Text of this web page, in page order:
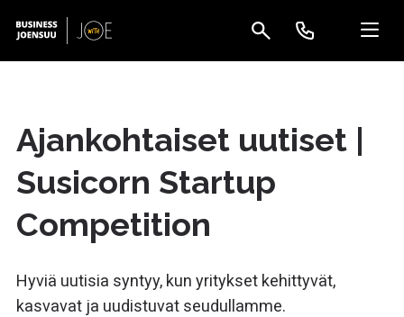
Ajankohtaiset uutiset |
Susicorn Startup
Competition
Hyviä uutisia syntyy, kun yritykset kehittyvät,
kasvavat ja uudistuvat seudullamme.